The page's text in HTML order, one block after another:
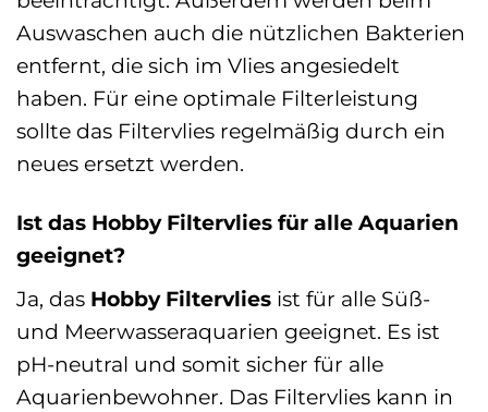
Auswaschen auch die nützlichen Bakterien
entfernt, die sich im Vlies angesiedelt
haben. Für eine optimale Filterleistung
sollte das Filtervlies regelmäßig durch ein
neues ersetzt werden.
Ist das Hobby Filtervlies für alle Aquarien
geeignet?
Ja, das Hobby Filtervlies ist für alle Süß-
und Meerwasseraquarien geeignet. Es ist
pH-neutral und somit sicher für alle
Aquarienbewohner. Das Filtervlies kann in